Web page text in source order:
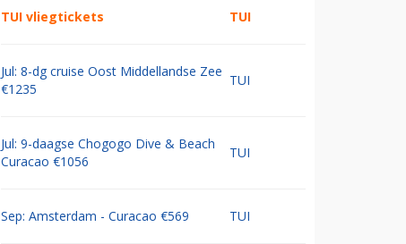
TUI vliegtickets TUI
Jul: 8-dg cruise Oost Middellandse Zee
€1235
TUI
Jul: 9-daagse Chogogo Dive & Beach
Curacao €1056
TUI
Sep: Amsterdam - Curacao €569 TUI